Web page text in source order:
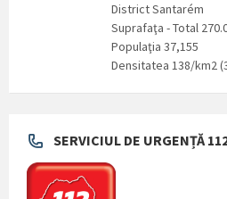
District Santarém
Suprafaţa - Total
Populaţia 37,155
Densitatea 138/km2
SERVICIUL DE URGENȚĂ